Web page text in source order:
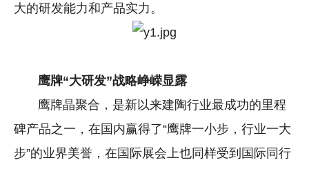
大的研发能力和产品实力。
鹰牌“大研发”战略峥嵘显露
鹰牌晶聚合，是新以来建陶行业最成功的里程
碑产品之一，在国内赢得了“鹰牌一小步，行业一大
步”的业界美誉，在国际展会上也同样受到国际同行